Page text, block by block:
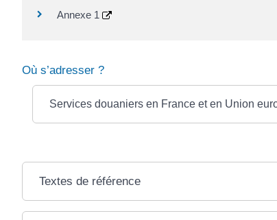
Annexe 1
Où s’adresser ?
Services douaniers en France et en Union
Textes de référence